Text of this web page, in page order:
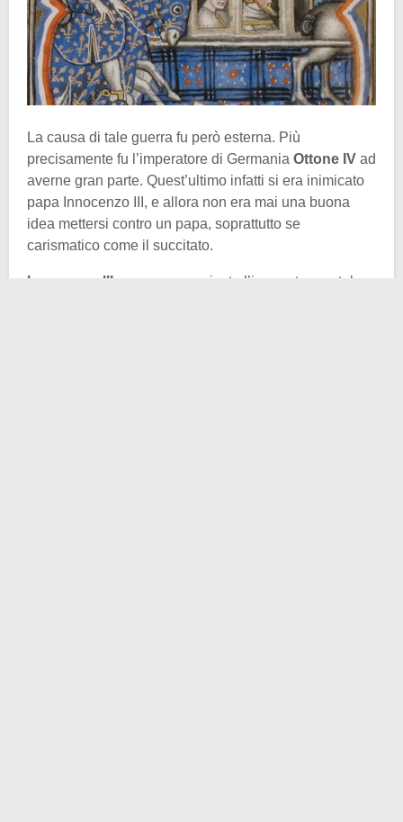
La causa di tale guerra fu però esterna. Più
precisamente fu l’imperatore di Germania Ottone IV ad
averne gran parte. Quest’ultimo infatti si era inimicato
papa Innocenzo III, e allora non era mai una buona
idea mettersi contro un papa, soprattutto se
carismatico come il succitato.
Innocenzo III
aveva scomunicato l’imperatore, e tale